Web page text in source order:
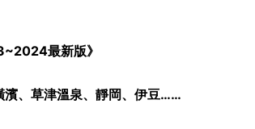
最新版》
濱、草津溫泉、靜岡、伊豆……